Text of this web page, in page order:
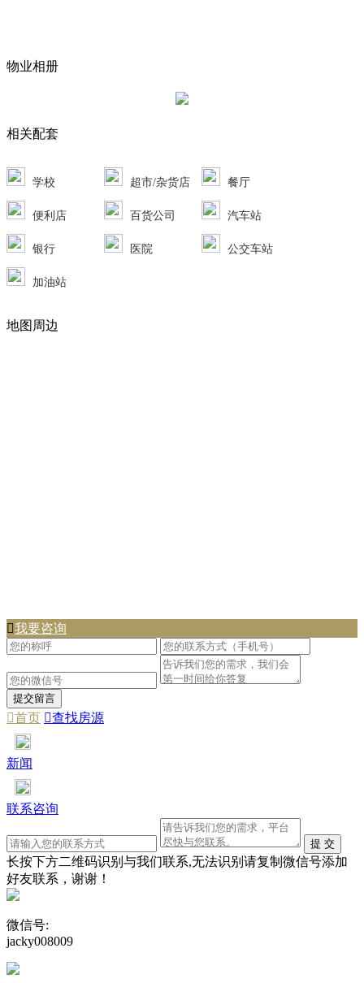
物业相册
相关配套
学校 超市/杂货店 餐厅
便利店 百货公司 汽车站
银行 医院 公交车站
加油站
地图周边
我要咨询
首页 查找房源
新闻
联系咨询
长按下方二维码识别与我们联系,无法识别请复制微信号添加
好友联系，谢谢！
微信号:
jacky008009